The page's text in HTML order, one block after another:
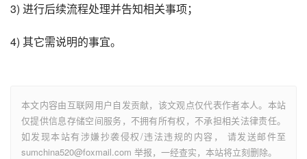
3) 进行后续流程处理并告知相关事项；
4) 其它需说明的事宜。
本文内容由互联网用户自发贡献，该文观点仅代表作者本人。本站
仅提供信息存储空间服务，不拥有所有权，不承担相关法律责任。
如发现本站有涉嫌抄袭侵权/违法违规的内容， 请发送邮件至
sumchina520@foxmail.com 举报，一经查实，本站将立刻删除。